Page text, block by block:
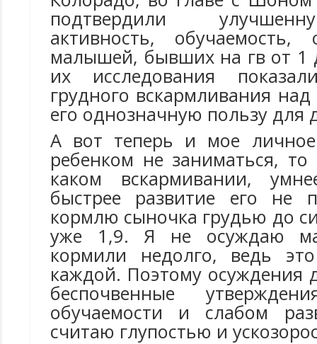
подтвердили
активность, обучаемость,
малышей, бывших на гв от 1
их исследования
грудного вскармливания
его однозначную пользу для
А вот теперь и мое
ребенком не заниматься,
каком вскармивании,
быстрее развитие его
кормлю сыночка грудью до
уже 1,9. Я не осуждаю
кормили недолго, ведь
каждой. Поэтому осуждения
беспочвенные
обучаемости и слабом
считаю глупостью и